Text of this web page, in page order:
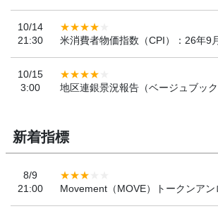
10/14
21:30
米消費者物価指数（CPI）：26年9
10/15
3:00
地区連銀景況報告（ベージュブック
新着指標
8/9
21:00
Movement（MOVE）トークンアン